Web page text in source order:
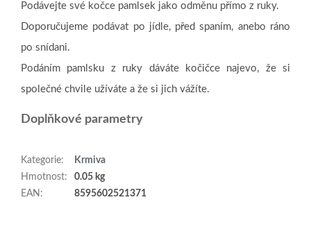
Podávejte své kočce pamlsek jako odměnu přímo z ruky.
Doporučujeme podávat po jídle, před spaním, anebo ráno
po snídani.
Podáním pamlsku z ruky dáváte kočičce najevo, že si
společné chvile užíváte a že si jich vážíte.
Doplňkové parametry
Kategorie:
Krmiva
Hmotnost:
0.05 kg
EAN : 8595602521371